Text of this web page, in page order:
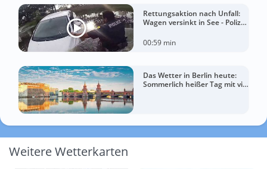
Rettungsaktion nach Unfall:
Wagen versinkt in See - Polizei
00:59 min
Das Wetter in Berlin heute:
Sommerlich heißer Tag mit viel
Weitere Wetterkarten